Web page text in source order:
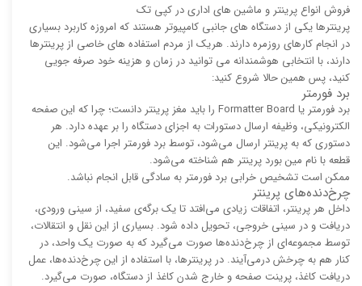
فروش انواع پرینتر و ماشین های اداری در کپی تک
پرینترها یکی از دستگاه های جانبی کامپیوتر هستند که امروزه کاربرد بسیاری
در انجام کارهای روزمره دارند. هریک از مردم استفاده های خاصی از پرینترها
دارند، با انتخابی هوشمندانه می توانید در زمان و هزینه خود صرفه جویی
کنید، پس همین حالا شروع کنید:
برد فورمتر
برد فورمتر یا Formatter Board را باید مغز پرینتر دانست؛ چرا که این صفحه‌
الکترونیکی، وظیفه‌ ارسال دستورات به اجزای دستگاه را بر عهده دارد. هر
دستوری که به پرینتر ارسال می‌شود، توسط برد فورمتر اجرا می‌شود. این
قطعه با نام مین بورد پرینتر هم شناخته می‌شود.
ممکن است تشخیص خرابی برد فورمتر به سادگی قابل انجام نباشد.
چرخ‌دنده‌های پرینتر
داخل هر پرینتر، اتفاقات زیادی می‌افتد تا یک برگه‌ی سفید، از سینی ورودی،
دریافت و در سینی خروجی، تحویل داده شود. بسیاری از این نقل و انتقالات،
توسط مجموعه‌ای از چرخ‌دنده‌ها صورت می‌گیرد که به صورت یک واحد، در
کنار هم به چرخش درمی‌آیند. در پرینترها، با استفاده از این چرخ‌دنده‌ها، عمل
دریافت کاغذ، پرینت صفحه و خارج شدن کاغذ از دستگاه، صورت می‌گیرد.